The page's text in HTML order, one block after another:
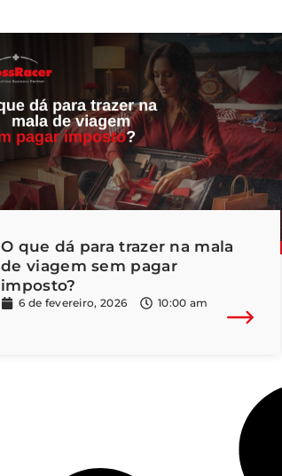
O que dá para trazer na mala
de viagem sem pagar
imposto?
6 de fevereiro, 2026 10:00 am